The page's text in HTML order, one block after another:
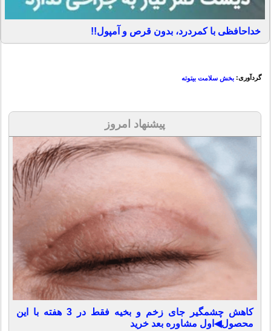
خداحافظی با کمردرد، بدون قرص و آمپول!!
گردآوری: بخش سلامت بیتوته
پیشنهاد امروز
کاهش چشمگیر جای زخم و بخیه فقط در 3 هفته با این
محصول◀اول مشاوره بعد خرید